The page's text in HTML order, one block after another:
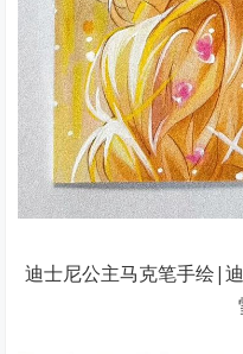
迪士尼公主马克笔手绘|